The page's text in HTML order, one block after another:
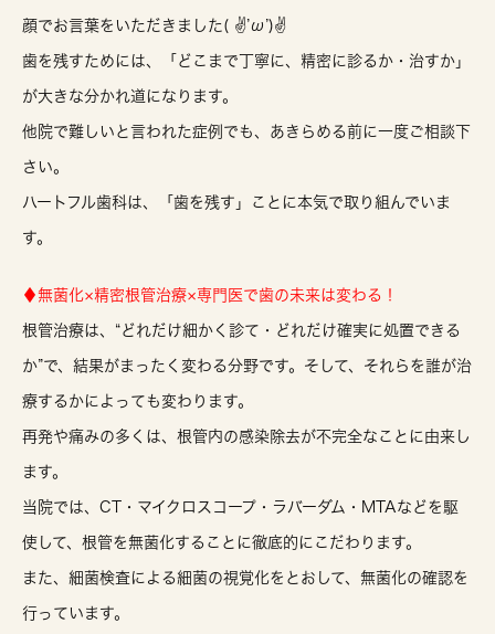
顔でお言葉をいただきました( ✌’ω’)✌
歯を残すためには、「どこまで丁寧に、精密に診るか・治すか」
が大きな分かれ道になります。
他院で難しいと言われた症例でも、 あきらめる前に一度ご相談下
さい。
ハートフル歯科は、「歯を残す」ことに本気で取り組んでいま
す。
♦無菌化×精密根管治療×専門医で歯の未来は変わる！
根管治療は、 “どれだけ細かく診て・どれだけ確実に処置できる
か”で、結果がまったく変わる分野です。そして、それらを誰が治
療するかによっても変わります。
再発や痛みの多くは、 根管内の感染除去が不完全な ことに由来し
ます。
当院では、 CT・マイクロスコープ・ラバーダム・MTAなどを駆
使して、根管を無菌化することに徹底的にこだわります。
また、細菌検査による細菌の視覚化をとおして、無菌化の確認を
行っています。